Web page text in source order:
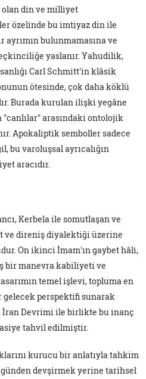
din ve milliyet
özelinde bu imtiyaz din ile
bulunmamasına ve
yaslanır. Yahudilik,
Carl Schmitt'in klâsik
ötesinde, çok daha köklü
Burada kurulan ilişki yegâne
arasındaki ontolojik
Apokaliptik semboller sadece
varoluşsal ayrıcalığın
aracıdır.
Kerbela ile somutlaşan ve
ve direniş diyalektiği üzerine
On ikinci İmam'ın gaybet hâli,
bir manevra kabiliyeti ve
temel işlevi, topluma en
gelecek perspektifi sunarak
İran Devrimi ile birlikte bu inanç
tahvil edilmiştir.
kurucu bir anlatıyla tahkim
devşirmek yerine tarihsel